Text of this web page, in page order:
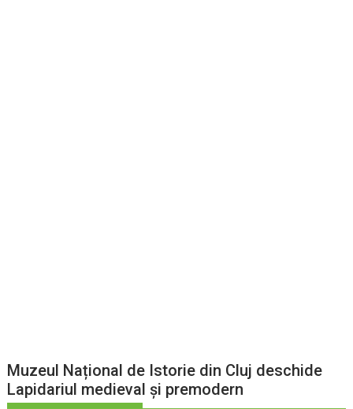
Muzeul Național de Istorie din Cluj deschide
Lapidariul medieval și premodern